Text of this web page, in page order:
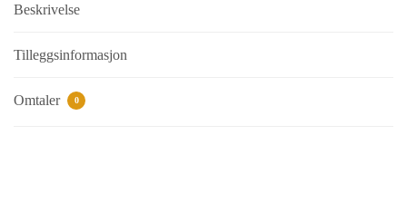
Beskrivelse
Tilleggsinformasjon
Omtaler 0